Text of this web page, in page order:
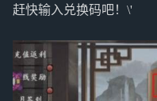
赶快输入兑换码吧！\'